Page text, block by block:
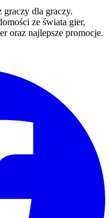
dla graczy.
ze świata gier,
oraz najlepsze promocje.